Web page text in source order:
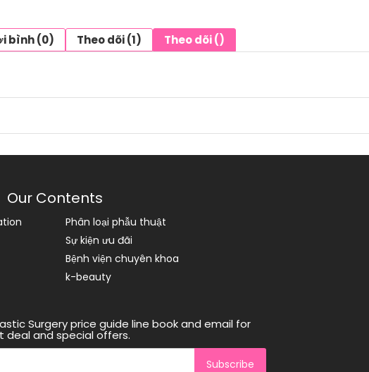
bình (0) Theo dõi (1) Theo dõi ()
Our Contents
Phân loại phẫu thuật
Sự kiện ưu đãi
Bệnh viện chuyên khoa
k-beauty
Surgery price guide line book and email for
deal and special offers.
Subscribe